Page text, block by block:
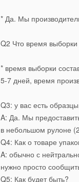
* Да. Мы
Q2 Что время
* время выборки
5-7 дней, время
Q3: у вас есть
A: Да. Мы
в небольшом рулоне
Q4: Как о товаре
A: обычно с
нужно просто
Q5: Как будет быть?